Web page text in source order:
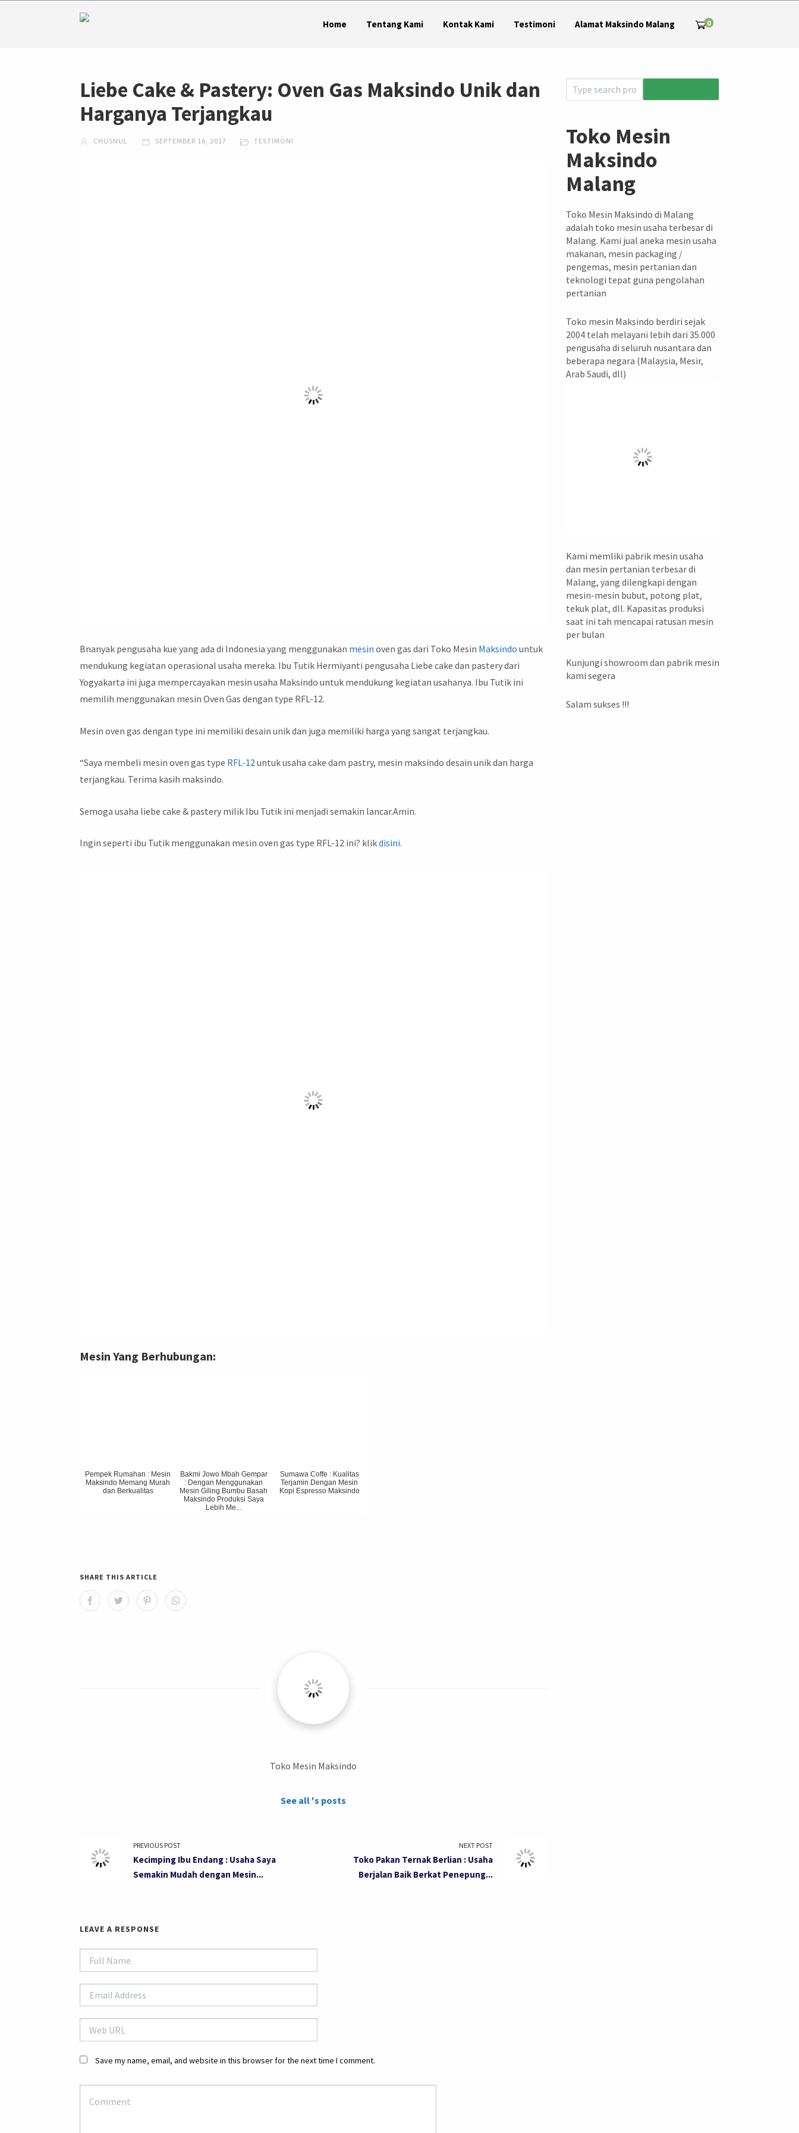
Home Tentang Kami Kontak Kami Testimoni Alamat Maksindo Malang 0
Liebe Cake & Pastery: Oven Gas Maksindo Unik dan
Harganya Terjangkau
CHUSNUL SEPTEMBER 16, 2017 TESTIMONI
Bnanyak pengusaha kue yang ada di Indonesia yang menggunakan mesin oven gas dari Toko Mesin Maksindo untuk
mendukung kegiatan operasional usaha mereka. Ibu Tutik Hermiyanti pengusaha Liebe cake dan pastery dari
Yogyakarta ini juga mempercayakan mesin usaha Maksindo untuk mendukung kegiatan usahanya. Ibu Tutik ini
memilih menggunakan mesin Oven Gas dengan type RFL-12.
Mesin oven gas dengan type ini memiliki desain unik dan juga memiliki harga yang sangat terjangkau.
“Saya membeli mesin oven gas type RFL-12untuk usaha cake dam pastry, mesin maksindo desain unik dan harga
terjangkau. Terima kasih maksindo.
Semoga usaha liebe cake & pastery milik Ibu Tutik ini menjadi semakin lancar.Amin.
Ingin seperti ibu Tutik menggunakan mesin oven gas type RFL-12 ini? klikdisini.
Mesin Yang Berhubungan:
Pempek Rumahan : Mesin
Maksindo Memang Murah
dan Berkualitas
Bakmi Jowo Mbah Gempar
: Dengan Menggunakan
Mesin Giling Bumbu Basah
Maksindo Produksi Saya
Lebih Me...
Sumawa Coffe : Kualitas
Terjamin Dengan Mesin
Kopi Espresso Maksindo
SHARE THIS ARTICLE
Toko Mesin Maksindo
See all 's posts
PREVIOUS POST
Kecimping Ibu Endang : Usaha Saya
Semakin Mudah dengan Mesin...
NEXT POST
Toko Pakan Ternak Berlian : Usaha
Berjalan Baik Berkat Penepung...
LEAVE A RESPONSE
Save my name, email, and website in this browser for the next time I comment.
Toko Mesin
Maksindo
Malang
Toko Mesin Maksindo di Malang
adalah toko mesin usaha terbesar di
Malang. Kami jual aneka mesin usaha
makanan, mesin packaging /
pengemas, mesin pertanian dan
teknologi tepat guna pengolahan
pertanian
Toko mesin Maksindo berdiri sejak
2004 telah melayani lebih dari 35.000
pengusaha di seluruh nusantara dan
beberapa negara (Malaysia, Mesir,
Arab Saudi, dll)
Kami memliki pabrik mesin usaha
dan mesin pertanian terbesar di
Malang, yang dilengkapi dengan
mesin-mesin bubut, potong plat,
tekuk plat, dll. Kapasitas produksi
saat ini tah mencapai ratusan mesin
per bulan
Kunjungi showroom dan pabrik mesin
kami segera
Salam sukses !!!